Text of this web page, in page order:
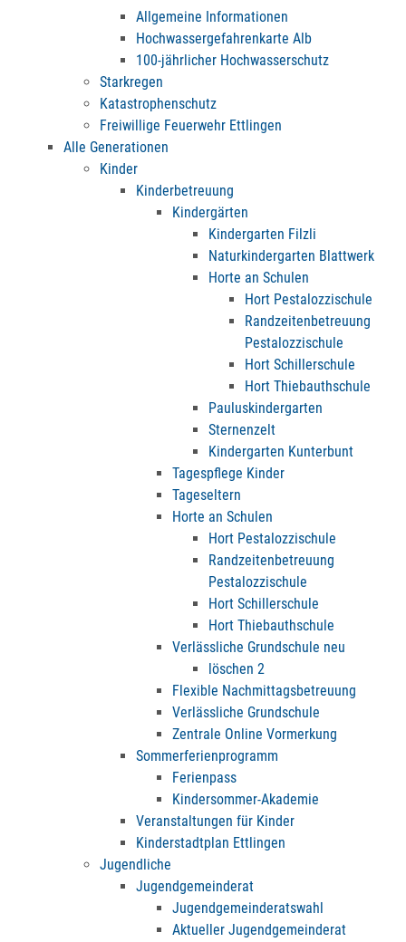
Allgemeine Informationen
Hochwassergefahrenkarte Alb
100-jährlicher Hochwasserschutz
Starkregen
Katastrophenschutz
Freiwillige Feuerwehr Ettlingen
Alle Generationen
Kinder
Kinderbetreuung
Kindergärten
Kindergarten Filzli
Naturkindergarten Blattwerk
Horte an Schulen
Hort Pestalozzischule
Randzeitenbetreuung
Pestalozzischule
Hort Schillerschule
Hort Thiebauthschule
Pauluskindergarten
Sternenzelt
Kindergarten Kunterbunt
Tagespflege Kinder
Tageseltern
Horte an Schulen
Hort Pestalozzischule
Randzeitenbetreuung
Pestalozzischule
Hort Schillerschule
Hort Thiebauthschule
Verlässliche Grundschule neu
löschen 2
Flexible Nachmittagsbetreuung
Verlässliche Grundschule
Zentrale Online Vormerkung
Sommerferienprogramm
Ferienpass
Kindersommer-Akademie
Veranstaltungen für Kinder
Kinderstadtplan Ettlingen
Jugendliche
Jugendgemeinderat
Jugendgemeinderatswahl
Aktueller Jugendgemeinderat